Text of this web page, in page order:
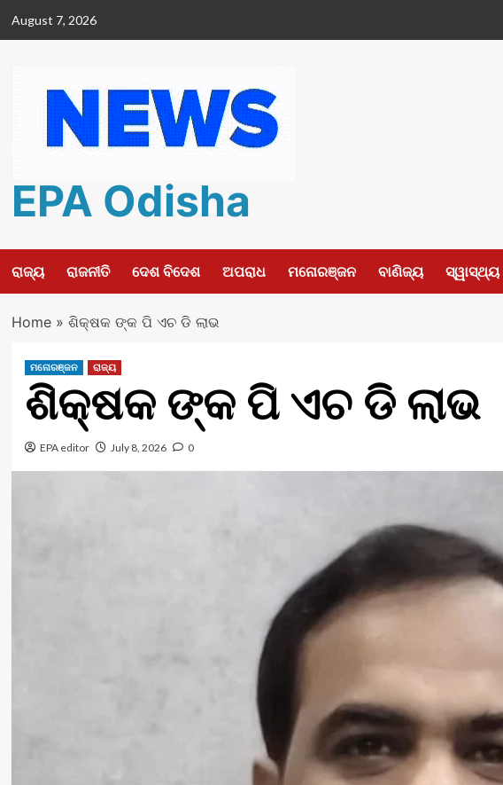
August 7, 2026
EPA Odisha
ରାଜ୍ୟ ରାଜନୀତି ଦେଶ ବିଦେଶ ଅପରାଧ ମନୋରଞ୍ଜନ ବାଣିଜ୍ୟ ସ୍ୱାସ୍ଥ୍ୟ
Home» ଶିକ୍ଷକ ଙ୍କ ପି ଏଚ ଡି ଲାଭ
ମନୋରଞ୍ଜନ ରାଜ୍ୟ
ଶିକ୍ଷକ ଙ୍କ ପି ଏଚ ଡି ଲାଭ
EPA editor July 8, 2026 0